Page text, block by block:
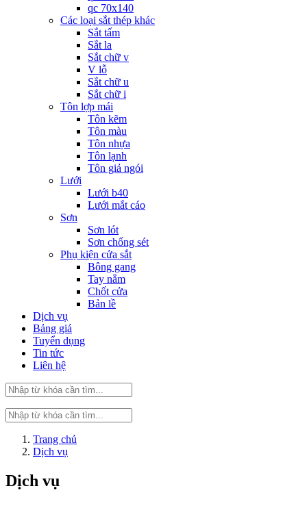
qc 70x140
Các loại sắt thép khác
Sắt tấm
Sắt la
Sắt chữ v
V lỗ
Sắt chữ u
Sắt chữ i
Tôn lợp mái
Tôn kẽm
Tôn màu
Tôn nhựa
Tôn lạnh
Tôn giả ngói
Lưới
Lưới b40
Lưới mắt cáo
Sơn
Sơn lót
Sơn chống sét
Phụ kiện cửa sắt
Bông gang
Tay nắm
Chốt cửa
Bản lề
Dịch vụ
Bảng giá
Tuyển dụng
Tin tức
Liên hệ
Trang chủ
Dịch vụ
Dịch vụ